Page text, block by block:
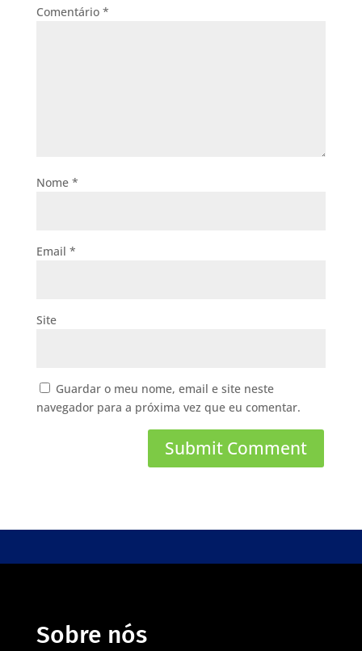
Comentário *
Nome *
Email *
Site
Guardar o meu nome, email e site neste
navegador para a próxima vez que eu comentar.
Sobre nós